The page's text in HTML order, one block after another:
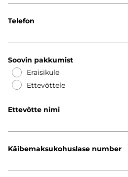
Telefon
Soovin pakkumist
Eraisikule
Ettevõttele
Ettevõtte nimi
Käibemaksukohuslase number